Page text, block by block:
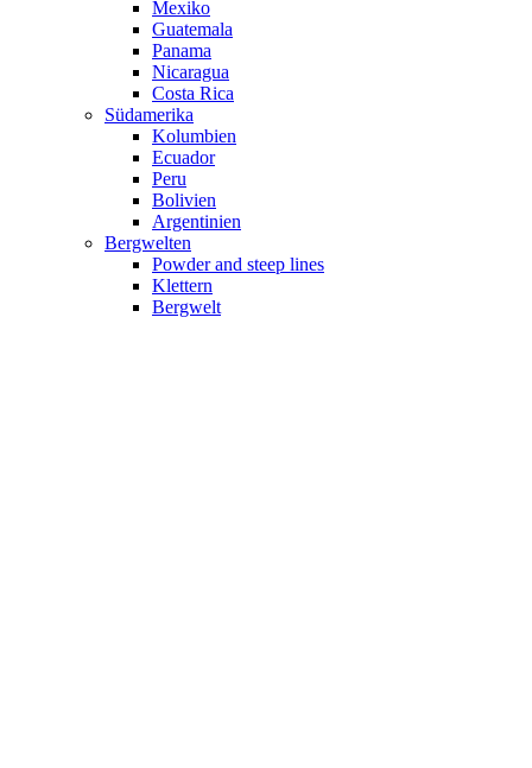
Mexiko
Guatemala
Panama
Nicaragua
Costa Rica
Südamerika
Kolumbien
Ecuador
Peru
Bolivien
Argentinien
Bergwelten
Powder and steep lines
Klettern
Bergwelt